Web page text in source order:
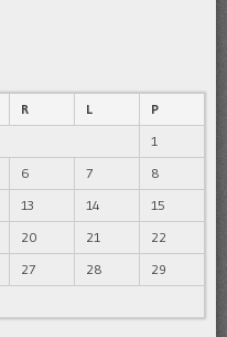
R L
P
1
6 7
8
13 14
15
20 21
22
27 28
29